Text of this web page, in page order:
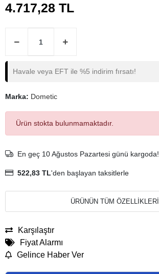
4.717,28 TL
Havale veya EFT ile %5 indirim fırsatı!
Marka: Dometic
Ürün stokta bulunmamaktadır.
En geç 10 Ağustos Pazartesi günü kargoda!
522,83 TL'den başlayan taksitlerle
ÜRÜNÜN TÜM ÖZELLİKLERİ
Karşılaştır
Fiyat Alarmı
Gelince Haber Ver